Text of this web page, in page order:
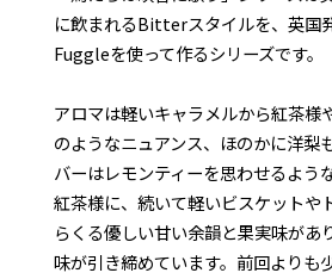
に飲まれるBitterスタイルを、英国
Fuggleを使って作るシリーズです。
アロマは軽いキャラメルから紅茶様
のようなニュアンス、ほのかに洋梨
バーはレモンティーを思わせるよう
紅茶様に、続いて軽いビスケットや
らくる優しい甘い余韻と果実味があ
味が引き締めています。前回よりも